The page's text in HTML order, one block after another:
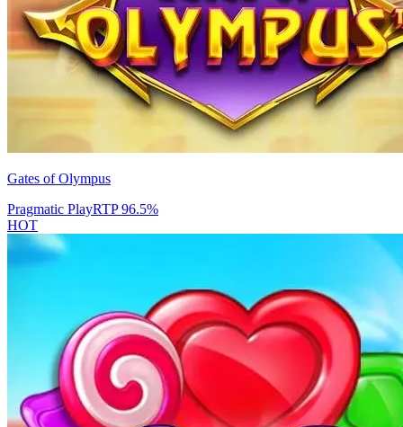
Gates of Olympus
Pragmatic PlayRTP96.5%
HOT